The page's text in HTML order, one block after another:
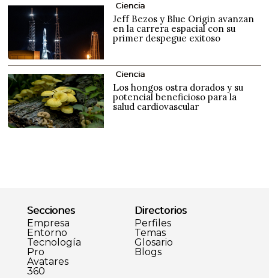
Ciencia
Jeff Bezos y Blue Origin avanzan
en la carrera espacial con su
primer despegue exitoso
Ciencia
Los hongos ostra dorados y su
potencial beneficioso para la
salud cardiovascular
Secciones
Empresa
Entorno
Tecnología
Pro
Avatares
360
Directorios
Perfiles
Temas
Glosario
Blogs